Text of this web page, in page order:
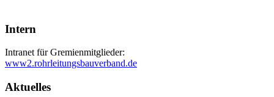
Intern
Intranet für Gremienmitglieder:
www2.rohrleitungsbauverband.de
Aktuelles